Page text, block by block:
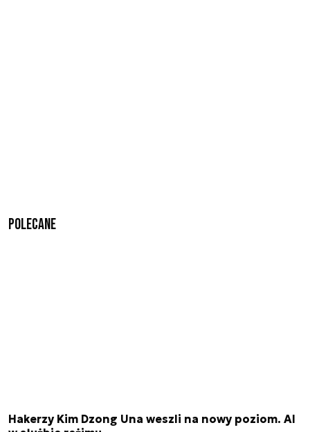
Polecane
Hakerzy Kim Dzong Una weszli na nowy poziom. AI